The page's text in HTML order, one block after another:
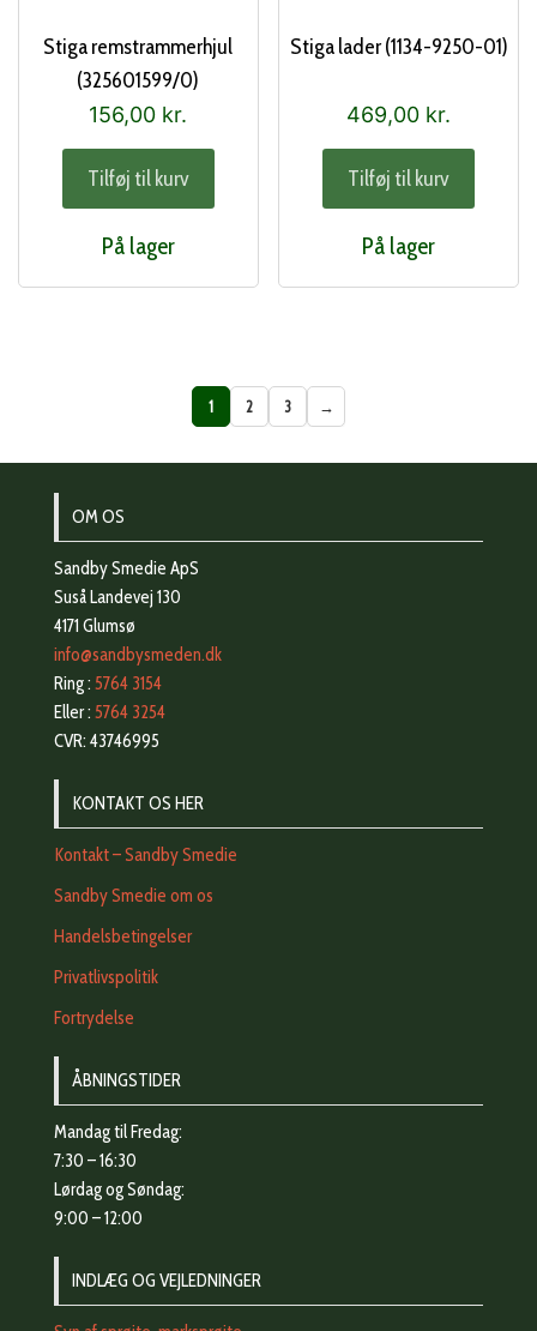
Stiga remstrammerhjul
(325601599/0)
156,00 kr.
Tilføj til kurv
På lager
Stiga lader (1134-9250-01)
469,00 kr.
Tilføj til kurv
På lager
1 2 3 →
OM OS
Sandby Smedie ApS
Suså Landevej 130
4171 Glumsø
info@sandbysmeden.dk
Ring : 5764 3154
Eller : 5764 3254
CVR: 43746995
KONTAKT OS HER
Kontakt – Sandby Smedie
Sandby Smedie om os
Handelsbetingelser
Privatlivspolitik
Fortrydelse
ÅBNINGSTIDER
Mandag til Fredag:
7:30 – 16:30
Lørdag og Søndag:
9:00 – 12:00
INDLÆG OG VEJLEDNINGER